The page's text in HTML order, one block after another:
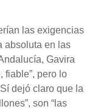
las exigencias
absoluta en las
Gavira
fiable”, pero lo
dejó claro que la
son “las